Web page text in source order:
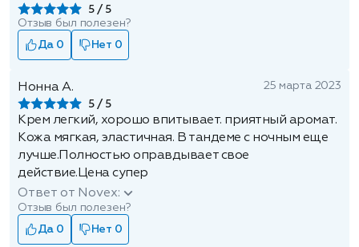
5
Отзыв был полезен?
Да 0
Нет 0
Нонна А.
5
25 марта 2023
Крем легкий, хорошо впитывает. приятный аромат.
Кожа мягкая, эластичная. В тандеме с ночным еще
лучше.Полностью оправдывает свое
действие.Цена супер
Ответ от Novex:
Отзыв был полезен?
Да 0
Нет 0